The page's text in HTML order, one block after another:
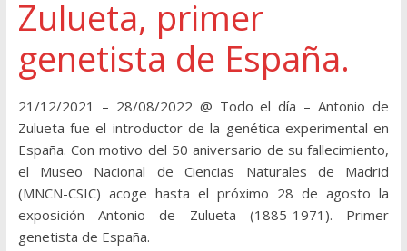
Zulueta, primer
genetista de España.
21/12/2021 – 28/08/2022 @ Todo el día – Antonio de
Zulueta fue el introductor de la genética experimental en
España. Con motivo del 50 aniversario de su fallecimiento,
el Museo Nacional de Ciencias Naturales de Madrid
(MNCN-CSIC) acoge hasta el próximo 28 de agosto la
exposición Antonio de Zulueta (1885-1971). Primer
genetista de España.